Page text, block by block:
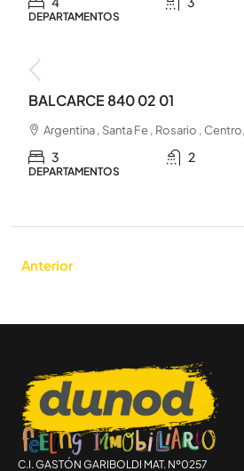
DEPARTAMENTOS
BALCARCE 840 02 01
Argentina , Santa Fe , Rosario ,
3 2
DEPARTAMENTOS
Anterior
C.I. GASTÓN GARIBOLDI MAT. Nº0257